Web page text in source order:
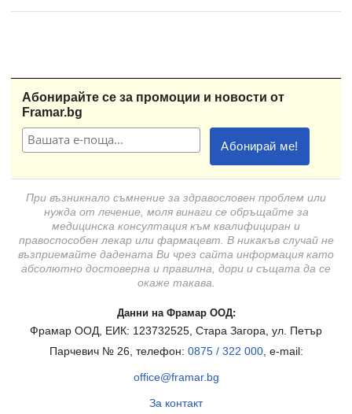
Абонирайте се за промоции и новости от
Framar.bg
При възникнало съмнение за здравословен проблем или
нужда от лечение, моля винаги се обръщайте за
медицинска консултация към квалифициран и
правоспособен лекар или фармацевт. В никакъв случай не
възприемайте дадената Ви чрез сайта информация като
абсолютно достоверна и правилна, дори и същата да се
окаже такава.
Данни на Фрамар ООД:
Фрамар ООД, ЕИК: 123732525, Стара Загора, ул. Петър
Парчевич № 26, телефон: 0875 / 322 000, e-mail:
office@framar.bg
За контакт